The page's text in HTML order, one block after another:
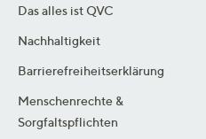
Das alles ist QVC
Nachhaltigkeit
Barrierefreiheitserklärung
Menschenrechte &
Sorgfaltspflichten